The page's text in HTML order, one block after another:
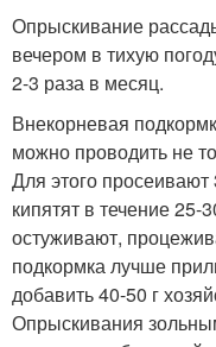
Опрыскивание
вечером в тихую
2-3 раза в месяц.
Внекорневая
можно проводить не
Для этого
кипятят в течение 25-
остуживают,
подкормка лучше
добавить 40-50 г
Опрыскивания